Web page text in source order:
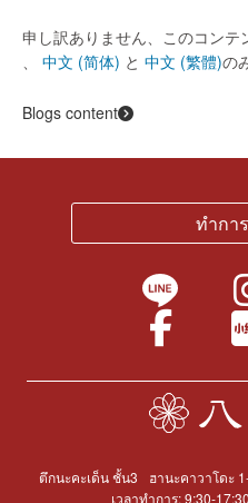
申し訳ありません、このコン
、 中文 (简体) と 中文 (繁體)の
Blogs content
ทำกา
ตึกนะคะเด็น ชั้น3 ฮานะคาวาโดะ
เวลาทำการ: 9:30-